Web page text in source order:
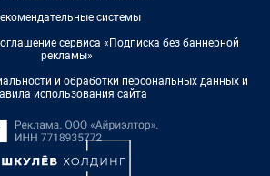
системы
сервиса «Подписка без баннерной
рекламы»
и обработки персональных данных и
использования сайта